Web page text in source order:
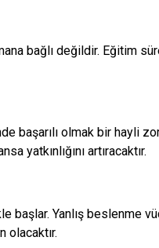
bağlı değildir. Eğitim
başarılı olmak bir hayli
yatkınlığını artıracaktır.
başlar. Yanlış beslenme
olacaktır.